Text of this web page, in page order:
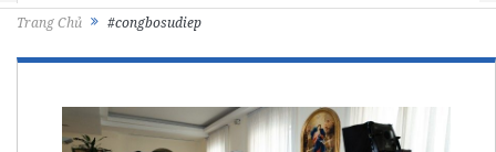
Trang Chủ #congbosudiep